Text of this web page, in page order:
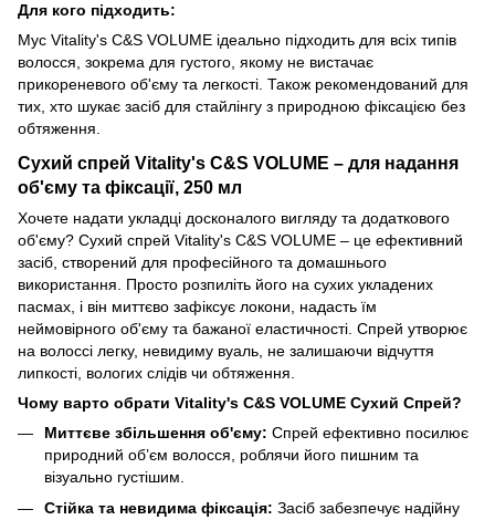
Для кого підходить:
Мус Vitality's C&S VOLUME ідеально підходить для всіх типів
волосся, зокрема для густого, якому не вистачає
прикореневого об'єму та легкості. Також рекомендований для
тих, хто шукає засіб для стайлінгу з природною фіксацією без
обтяження.
Сухий спрей Vitality's C&S VOLUME – для надання
об'єму та фіксації, 250 мл
Хочете надати укладці досконалого вигляду та додаткового
об'єму? Сухий спрей Vitality's C&S VOLUME – це ефективний
засіб, створений для професійного та домашнього
використання. Просто розпиліть його на сухих укладених
пасмах, і він миттєво зафіксує локони, надасть їм
неймовірного об'єму та бажаної еластичності. Спрей утворює
на волоссі легку, невидиму вуаль, не залишаючи відчуття
липкості, вологих слідів чи обтяження.
Чому варто обрати Vitality's C&S VOLUME Сухий Спрей?
Миттєве збільшення об'єму: Спрей ефективно посилює
природний об’єм волосся, роблячи його пишним та
візуально густішим.
Стійка та невидима фіксація: Засіб забезпечує надійну